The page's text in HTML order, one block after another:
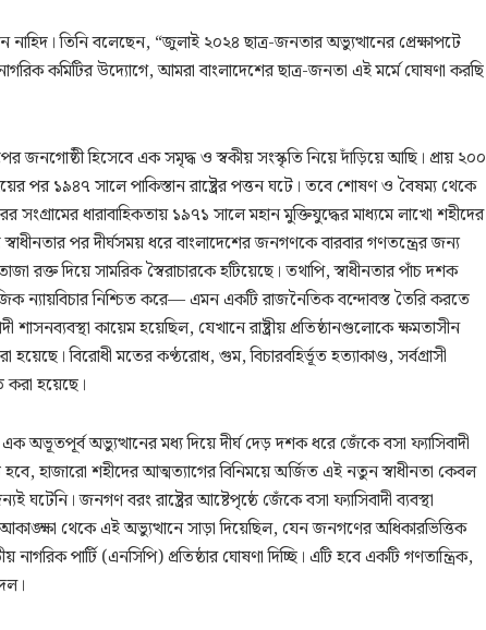
তিনি বলেছেন, “জুলাই ২০২৪ ছাত্র-জনতার অভ্যুত্থানের প্রেক্ষাপটে
কমিটির উদ্যোগে, আমরা বাংলাদেশের ছাত্র-জনতা এই মর্মে ঘোষণা করছি
জনগোষ্ঠী হিসেবে এক সমৃদ্ধ ও স্বকীয় সংস্কৃতি নিয়ে দাঁড়িয়ে আছি। প্রায় ২০০
পর ১৯৪৭ সালে পাকিস্তান রাষ্ট্রের পত্তন ঘটে। তবে শোষণ ও বৈষম্য থেকে
ধারাবাহিকতায় ১৯৭১ সালে মহান মুক্তিযুদ্ধের মাধ্যমে লাখো শহীদের
স্বাধীনতার পর দীর্ঘসময় ধরে বাংলাদেশের জনগণকে বারবার গণতন্ত্রের জন্য
দিয়ে সামরিক স্বৈরাচারকে হটিয়েছে। তথাপি, স্বাধীনতার পাঁচ দশক
ন্যায়বিচার নিশ্চিত করে— এমন একটি রাজনৈতিক বন্দোবস্ত তৈরি করতে
কায়েম হয়েছিল, যেখানে রাষ্ট্রীয় প্রতিষ্ঠানগুলোকে ক্ষমতাসীন
বিরোধী মতের কণ্ঠরোধ, গুম, বিচারবহির্ভূত হত্যাকাণ্ড, সর্বগ্রাসী
করা হয়েছে।
অভূতপূর্ব অভ্যুত্থানের মধ্য দিয়ে দীর্ঘ দেড় দশক ধরে জেঁকে বসা ফ্যাসিবাদী
হাজারো শহীদের আত্মত্যাগের বিনিময়ে অর্জিত এই নতুন স্বাধীনতা কেবল
জনগণ বরং রাষ্ট্রের আষ্টেপৃষ্ঠে জেঁকে বসা ফ্যাসিবাদী ব্যবস্থা
থেকে এই অভ্যুত্থানে সাড়া দিয়েছিল, যেন জনগণের অধিকারভিত্তিক
পার্টি (এনসিপি) প্রতিষ্ঠার ঘোষণা দিচ্ছি। এটি হবে একটি গণতান্ত্রিক,